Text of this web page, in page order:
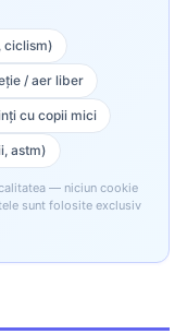
ciclism)
/ aer liber
cu copii mici
astm)
— niciun cookie
sunt folosite exclusiv